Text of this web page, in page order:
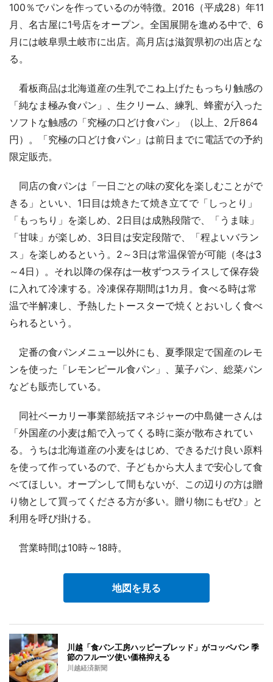
100％でパンを作っているのが特徴。2016（平成28）年11
月、名古屋に1号店をオープン。全国展開を進める中で、6
月には岐阜県土岐市に出店。高月店は滋賀県初の出店とな
る。
看板商品は北海道産の生乳でこね上げたもっちり触感の
「純なま極み食パン」、生クリーム、練乳、蜂蜜が入った
ソフトな触感の「究極の口どけ食パン」（以上、2斤864
円）。「究極の口どけ食パン」は前日までに電話での予約
限定販売。
同店の食パンは「一日ごとの味の変化を楽しむことがで
きる」といい、1日目は焼きたて焼き立てで「しっとり」
「もっちり」を楽しめ、2日目は成熟段階で、「うま味」
「甘味」が楽しめ、3日目は安定段階で、「程よいバラン
ス」を楽しめるという。2～3日は常温保管が可能（冬は3
～4日）。それ以降の保存は一枚ずつスライスして保存袋
に入れて冷凍する。冷凍保存期間は1カ月。食べる時は常
温で半解凍し、予熱したトースターで焼くとおいしく食べ
られるという。
定番の食パンメニュー以外にも、夏季限定で国産のレモ
ンを使った「レモンピール食パン」、菓子パン、総菜パン
なども販売している。
同社ベーカリー事業部統括マネジャーの中島健一さんは
「外国産の小麦は船で入ってくる時に薬が散布されてい
る。うちは北海道産の小麦をはじめ、できるだけ良い原料
を使って作っているので、子どもから大人まで安心して食
べてほしい。オープンして間もないが、この辺りの方は贈
り物として買ってくださる方が多い。贈り物にもぜひ」と
利用を呼び掛ける。
営業時間は10時～18時。
地図を見る
川越「食パン工房ハッピーブレッド」がコッペパン 季
節のフルーツ使い価格抑える
川越経済新聞